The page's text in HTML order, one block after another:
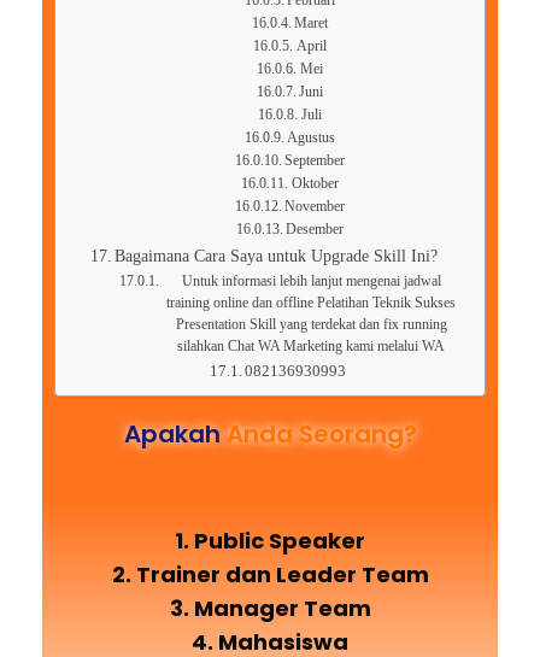
Maret
April
Mei
Juni
Juli
Agustus
September
Oktober
November
Desember
Bagaimana Cara Saya untuk Upgrade Skill Ini?
Untuk informasi lebih lanjut mengenai jadwal
training online dan offline Pelatihan Teknik Sukses
Presentation Skill yang terdekat dan fix running
silahkan Chat WA Marketing kami melalui WA
082136930993
ApakahAnda Seorang?
1. Public Speaker
2. Trainer dan Leader Team
3. Manager Team
4. Mahasiswa